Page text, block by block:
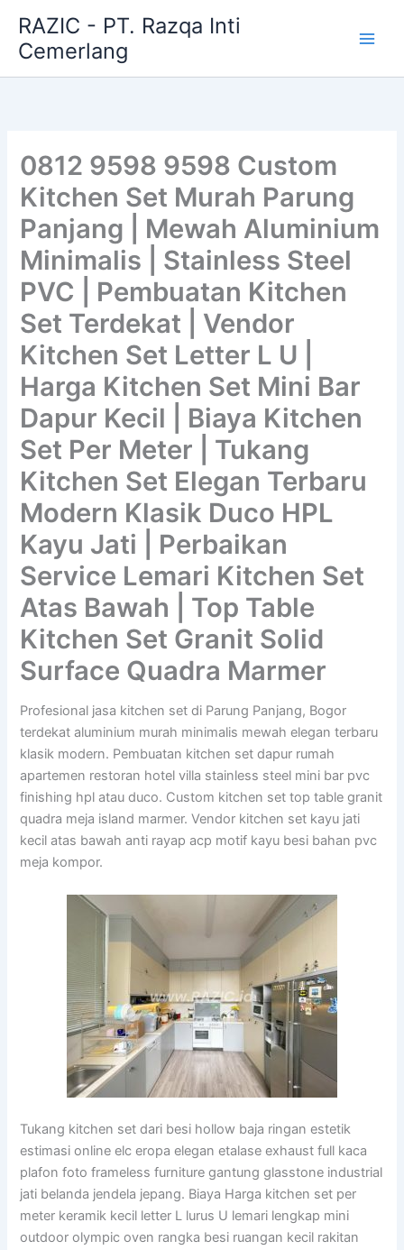
content
RAZIC - PT. Razqa Inti
Cemerlang
0812 9598 9598 Custom
Kitchen Set Murah Parung
Panjang | Mewah Aluminium
Minimalis | Stainless Steel
PVC | Pembuatan Kitchen
Set Terdekat | Vendor
Kitchen Set Letter L U |
Harga Kitchen Set Mini Bar
Dapur Kecil | Biaya Kitchen
Set Per Meter | Tukang
Kitchen Set Elegan Terbaru
Modern Klasik Duco HPL
Kayu Jati | Perbaikan
Service Lemari Kitchen Set
Atas Bawah | Top Table
Kitchen Set Granit Solid
Surface Quadra Marmer
Profesional jasa kitchen set di Parung Panjang, Bogor
terdekat aluminium murah minimalis mewah elegan terbaru
klasik modern. Pembuatan kitchen set dapur rumah
apartemen restoran hotel villa stainless steel mini bar pvc
finishing hpl atau duco. Custom kitchen set top table granit
quadra meja island marmer. Vendor kitchen set kayu jati
kecil atas bawah anti rayap acp motif kayu besi bahan pvc
meja kompor.
Tukang kitchen set dari besi hollow baja ringan estetik
estimasi online elc eropa elegan etalase exhaust full kaca
plafon foto frameless furniture gantung glasstone industrial
jati belanda jendela jepang. Biaya Harga kitchen set per
meter keramik kecil letter L lurus U lemari lengkap mini
outdoor olympic oven rangka besi ruangan kecil rakitan